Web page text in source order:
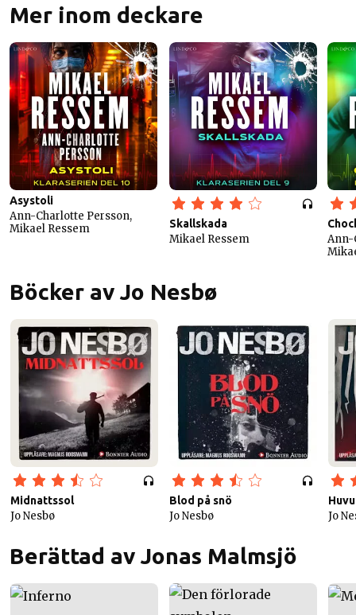
Mer inom deckare
Asystoli
Ann-Charlotte Persson,
Mikael Ressem
Skallskada
Mikael Ressem
Ann-
Böcker av Jo Nesbø
Midnattssol
Jo Nesbø
Blod på snö
Jo Nesbø Jo
Berättad av Jonas Malmsjö